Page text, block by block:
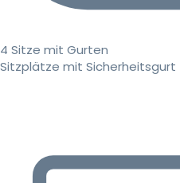
4 Sitze mit Gurten
Sitzplätze mit Sicherheitsgurt